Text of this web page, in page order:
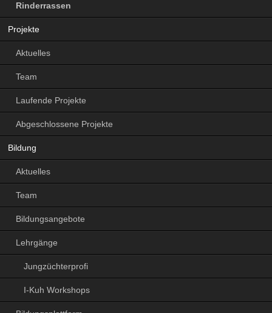
Rinderrassen
Projekte
Aktuelles
Team
Laufende Projekte
Abgeschlossene Projekte
Bildung
Aktuelles
Team
Bildungsangebote
Lehrgänge
Jungzüchterprofi
I-Kuh Workshops